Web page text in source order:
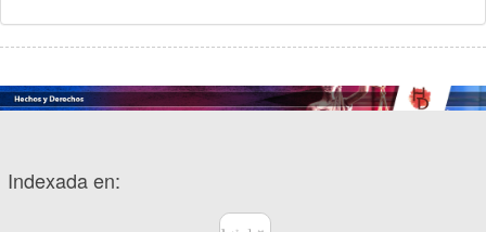
Indexada en: